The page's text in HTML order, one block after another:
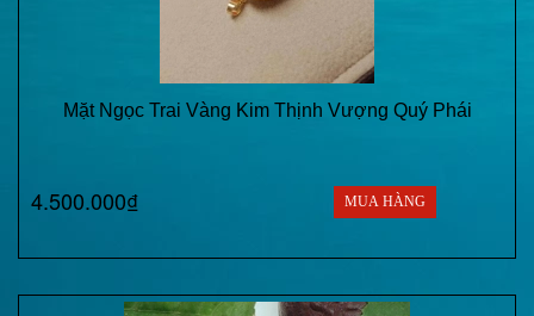
Mặt Ngọc Trai Vàng Kim Thịnh Vượng Quý Phái
4.500.000₫ MUA HÀNG